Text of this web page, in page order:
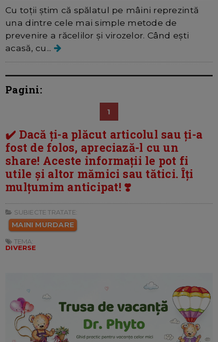
Cu toții știm că spălatul pe mâini reprezintă
una dintre cele mai simple metode de
prevenire a răcelilor și virozelor. Când ești
acasă, cu...
Pagini:
1
✔️ Dacă ți-a plăcut articolul sau ți-a
fost de folos, apreciază-l cu un
share! Aceste informații le pot fi
utile și altor mămici sau tătici. Îți
mulțumim anticipat! ❣️
SUBIECTE TRATATE:
MAINI MURDARE
TEMA:
DIVERSE